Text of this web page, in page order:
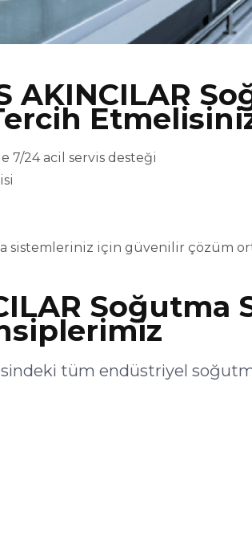
AKINCILAR
7/24 acil servis desteği
sistemleriniz için güvenilir çözüm
Soğutma
tüm endüstriyel